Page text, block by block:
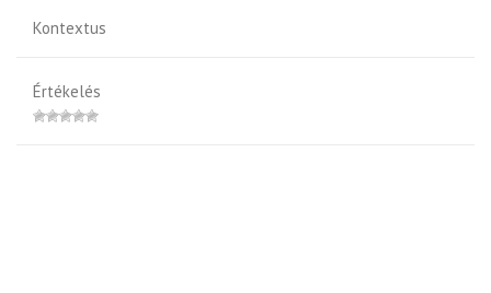
Kontextus
Értékelés